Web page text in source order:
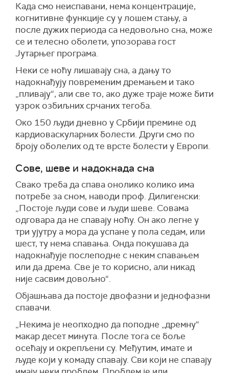
Када смо неиспавани, нема концентрације,
когнитивне функције су у лошем стању, а
после дужих периода са недовољно сна, може
се и телесно оболети, упозорава гост
Јутарњег програма.
Неки се ноћу лишавају сна, а дању то
надокнађују повременим дремањем и тако
„пливају“, али све то, ако дуже траје може бити
узрок озбиљних срчаних тегоба.
Око 150 људи дневно у Србији премине од
кардиоваскуларних болести. Други смо по
броју оболелих од те врсте болести у Европи.
Сове, шеве и надокнада сна
Свако треба да спава онолико колико има
потребе за сном, наводи проф. Дилигенски:
„Постоје људи сове и људи шеве. Совама
одговара да не спавају ноћу. Он ако легне у
три ујутру а мора да успане у пола седам, или
шест, ту нема спавања. Онда покушава да
надокнађује послеподне с неким спавањем
или да дрема. Све је то корисно, али никад
није сасвим довољно“.
Објашњава да постоје двофазни и једнофазни
спавачи.
„Некима је неопходно да поподне „дремну“
макар десет минута. После тога се боље
осећају и окрепљени су. Међутим, имате и
људе који у комаду спавају. Сви који не спавају